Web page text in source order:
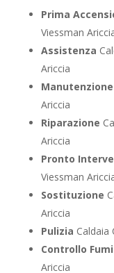
Prima
Viessman
Assistenza
Ariccia
Manutenzione
Ariccia
Riparazione
Ariccia
Pronto
Viessman
Sostituzione
Ariccia
Pulizia Caldaia
Controllo Fumi
Ariccia